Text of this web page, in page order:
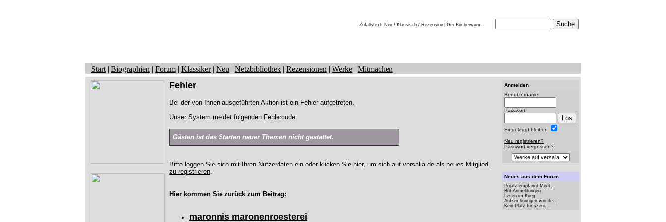
Zufallstext: Neu / Klassisch / Rezension Der Bücherwurm
Start | Biographien | Forum | Klassiker| Neu | Netzbibliothek | Rezensionen | Werke | Mitmachen
Fehler
Bei der von Ihnen ausgeführten Aktion ist ein Fehler aufgetreten.
Unser System meldet folgenden Fehlercode:
Gästen ist das Starten neuer Themen nicht gestattet.
Bitte loggen Sie sich mit Ihren Nutzerdaten ein oder klicken Sie hier, um sich auf versalia.de als neues Mitglied
zu registrieren.
Hier kommen Sie zurück zum Beitrag:
maronnis maronenroesterei
Anmelden
Benutzername
Passwort
Eingeloggt bleiben
Neu registrieren?
Passwort vergessen?
Neues aus dem Forum
Pojatz empfängt Mord...
Bot-Anmeldungen
Lesen im Krieg
Aufzeichnungen von de...
Kein Platz für szeni...